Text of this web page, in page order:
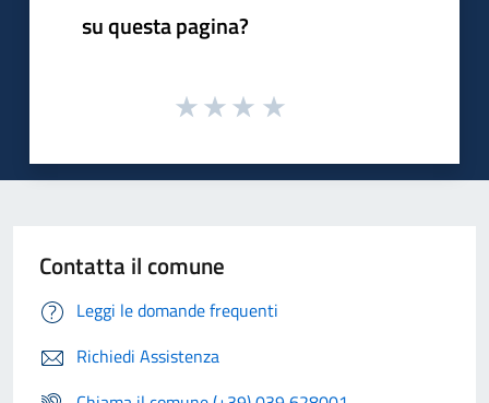
su questa pagina?
Contatta il comune
Leggi le domande frequenti
Richiedi Assistenza